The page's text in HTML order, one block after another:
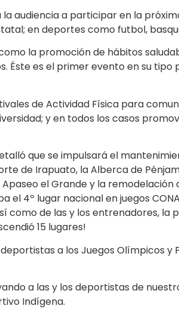
audiencia a participar en la
en deportes como futbol,
la promoción de hábitos
Éste es el primer evento en su tipo
de Actividad Física para
y en todos los casos
que se impulsará el
de Irapuato, la Alberca de
el Grande y la remodelación
el 4º lugar nacional en juegos
como de las y los entrenadores, la
15 lugares!
a los Juegos Olímpicos
a las y los deportistas de
Indígena.